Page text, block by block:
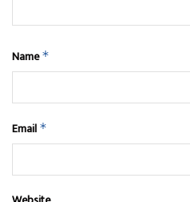
Name*
Email *